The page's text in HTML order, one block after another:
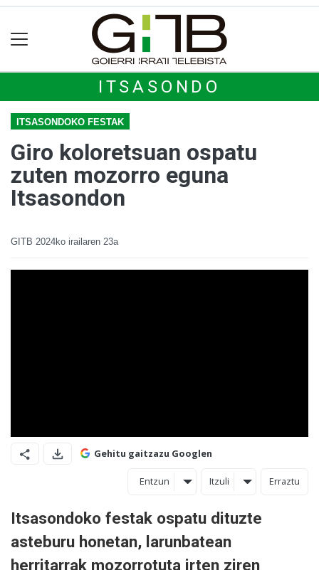
ITSASONDO
ITSASONDOKO FESTAK
Giro koloretsuan ospatu
zuten mozorro eguna
Itsasondon
GITB 2024ko irailaren 23a
Gehitu gaitzazu Googlen
Entzun Itzuli Erraztu
Itsasondoko festak ospatu dituzte
asteburu honetan, larunbatean
herritarrak mozorrotuta irten ziren